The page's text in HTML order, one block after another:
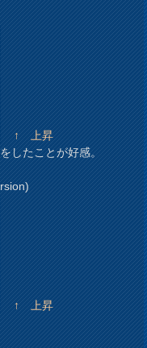
↑ 上昇
したことが好感。
↑ 上昇